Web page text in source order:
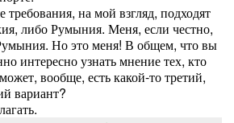
требования, на мой взгляд, подходят
либо Румыния. Меня, если честно,
Но это меня! В общем, что вы
интересно узнать мнение тех, кто
вообще, есть какой-то третий,
вариант?